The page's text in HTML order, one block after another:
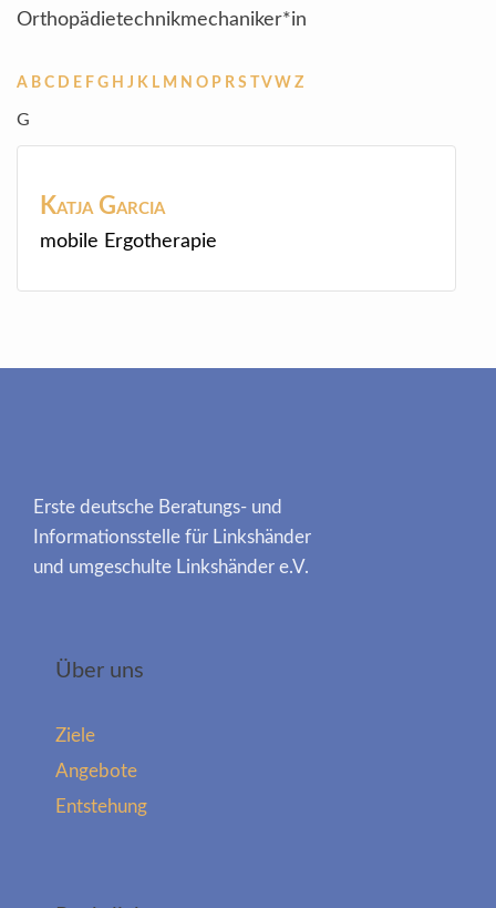
Orthopädietechnikmechaniker*in
A B C D E F G H J K L M N O P R S V W Z
G
Katja Garcia
mobile Ergotherapie
Erste deutsche Beratungs- und
Informationsstelle für Linkshänder
und umgeschulte Linkshänder e.V.
Über uns
Ziele
Angebote
Entstehung